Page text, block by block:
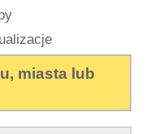
miasta lub